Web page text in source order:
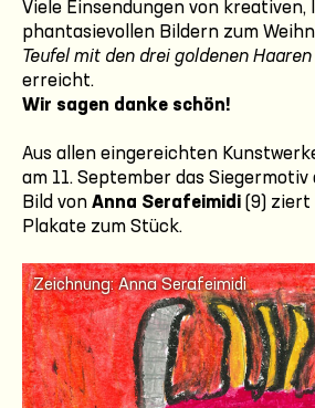
Viele Einsendungen von kreativen,
phantasievollen Bildern zum
Teufel mit den drei goldenen Haaren
erreicht.
Wir sagen danke schön!
Aus allen eingereichten
am 11. September das Siegermotiv
Bild von Anna Serafeimidi (9) ziert
Plakate zum Stück.
Zeichnung: Anna Serafeimidi